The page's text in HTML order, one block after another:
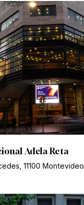
Adela Reta
11100 Montevideo